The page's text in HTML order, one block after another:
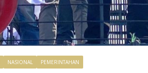
NASIONAL PEMERINTAHAN